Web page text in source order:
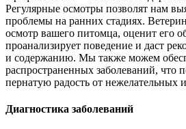
Регулярные осмотры позволят нам
проблемы на ранних стадиях.
осмотр вашего питомца, оценит его
проанализирует поведение и даст
и содержанию. Мы также можем
распространенных заболеваний, что
пернатую радость от нежелательных
Диагностика заболеваний